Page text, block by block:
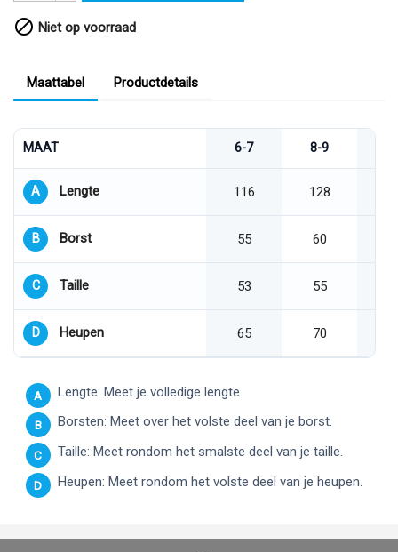
 Niet op voorraad
Maattabel Productdetails
MAAT 6-7 8-9
A Lengte 116 128
B Borst 55 60
C Taille 53 55
D Heupen 65 70
A Lengte: Meet je volledige lengte.
B Borsten: Meet over het volste deel van je borst.
C Taille: Meet rondom het smalste deel van je taille.
D Heupen: Meet rondom het volste deel van je heupen.